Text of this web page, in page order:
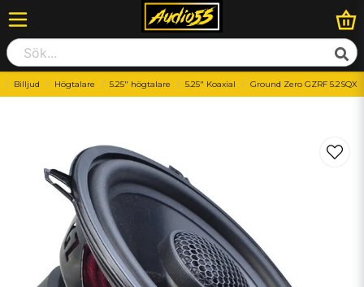
Billjud Högtalare 5.25" högtalare 5.25" Koaxial Ground Zero GZRF 5.2SQX